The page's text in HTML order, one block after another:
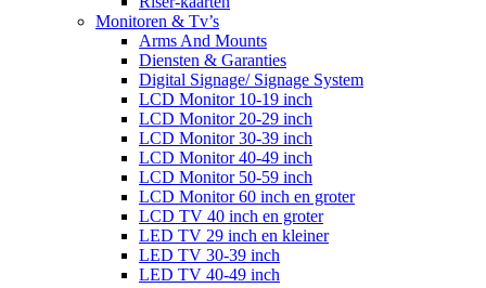
Monitoren & Tv’s
Arms And Mounts
Diensten & Garanties
Digital Signage/ Signage System
LCD Monitor 10-19 inch
LCD Monitor 20-29 inch
LCD Monitor 30-39 inch
LCD Monitor 40-49 inch
LCD Monitor 50-59 inch
LCD Monitor 60 inch en groter
LCD TV 40 inch en groter
LED TV 29 inch en kleiner
LED TV 30-39 inch
LED TV 40-49 inch